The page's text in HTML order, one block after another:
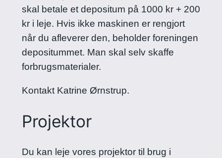
skal betale et depositum på 1000 kr + 200
kr i leje. Hvis ikke maskinen er rengjort
når du afleverer den, beholder foreningen
depositummet. Man skal selv skaffe
forbrugsmaterialer.
Kontakt Katrine Ørnstrup.
Projektor
Du kan leje vores projektor til brug i